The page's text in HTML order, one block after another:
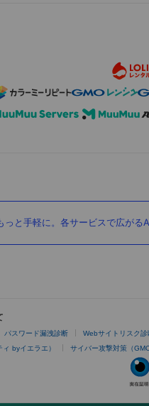
と手軽に。各サービスで広がる
パスワード漏洩診断 Webサイトリスク診
byイエラエ） サイバー攻撃対策（